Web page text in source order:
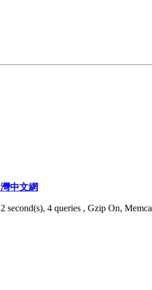
中文網
second(s), 4 queries , Gzip On,